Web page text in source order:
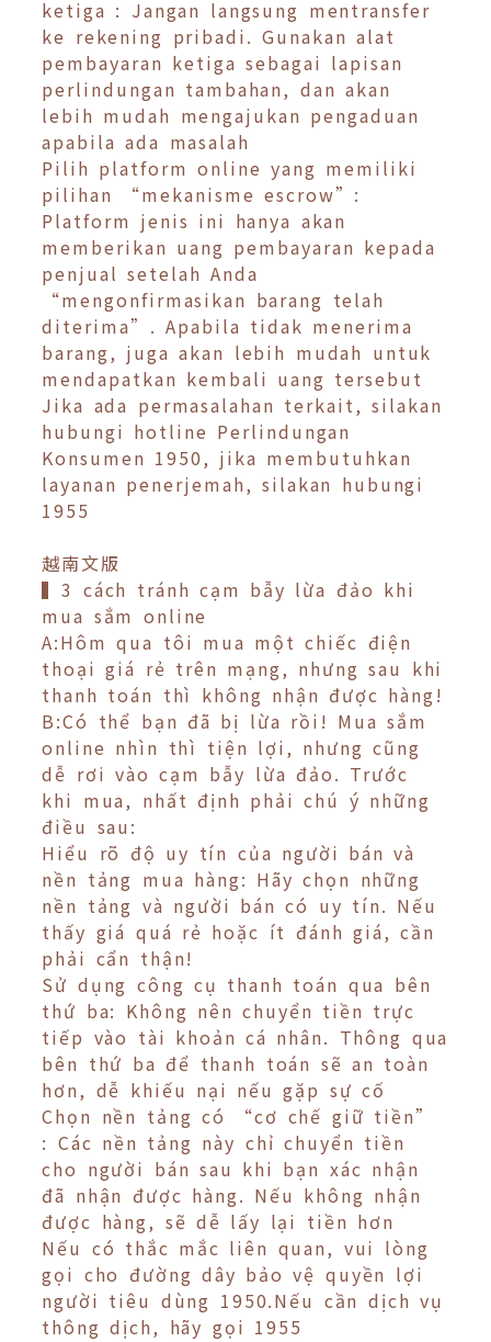
ketiga : Jangan langsung mentransfer
ke rekening pribadi. Gunakan alat
pembayaran ketiga sebagai lapisan
perlindungan tambahan, dan akan
lebih mudah mengajukan pengaduan
apabila ada masalah
Pilih platform online yang memiliki
pilihan “mekanisme escrow”:
Platform jenis ini hanya akan
memberikan uang pembayaran kepada
penjual setelah Anda
“mengonfirmasikan barang telah
diterima”. Apabila tidak menerima
barang, juga akan lebih mudah untuk
mendapatkan kembali uang tersebut
Jika ada permasalahan terkait, silakan
hubungi hotline Perlindungan
Konsumen 1950, jika membutuhkan
layanan penerjemah, silakan hubungi
1955
越南文版
▍3 cách tránh cạm bẫy lừa đảo khi
mua sắm online
A:Hôm qua tôi mua một chiếc điện
thoại giá rẻ trên mạng, nhưng sau khi
thanh toán thì không nhận được hàng!
B:Có thể bạn đã bị lừa rồi! Mua sắm
online nhìn thì tiện lợi, nhưng cũng
dễ rơi vào cạm bẫy lừa đảo. Trước
khi mua, nhất định phải chú ý những
điều sau:
Hiểu rõ độ uy tín của người bán và
nền tảng mua hàng: Hãy chọn những
nền tảng và người bán có uy tín. Nếu
thấy giá quá rẻ hoặc ít đánh giá, cần
phải cẩn thận!
Sử dụng công cụ thanh toán qua bên
thứ ba: Không nên chuyển tiền trực
tiếp vào tài khoản cá nhân. Thông qua
bên thứ ba để thanh toán sẽ an toàn
hơn, dễ khiếu nại nếu gặp sự cố
Chọn nền tảng có “cơ chế giữ tiền”
: Các nền tảng này chỉ chuyển tiền
cho người bán sau khi bạn xác nhận
đã nhận được hàng. Nếu không nhận
được hàng, sẽ dễ lấy lại tiền hơn
Nếu có thắc mắc liên quan, vui lòng
gọi cho đường dây bảo vệ quyền lợi
người tiêu dùng 1950.Nếu cần dịch vụ
thông dịch, hãy gọi 1955